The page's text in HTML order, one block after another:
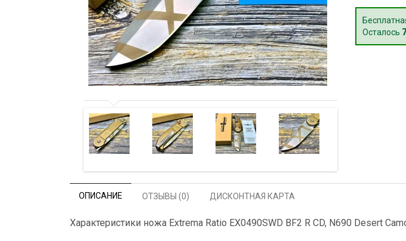
Осталось
ОПИСАНИЕ ОТЗЫВЫ (0) ДИСКОНТНАЯ КАРТА
Характеристики ножа Extrema Ratio EX0490SWD BF2 R CD, N690 Desert